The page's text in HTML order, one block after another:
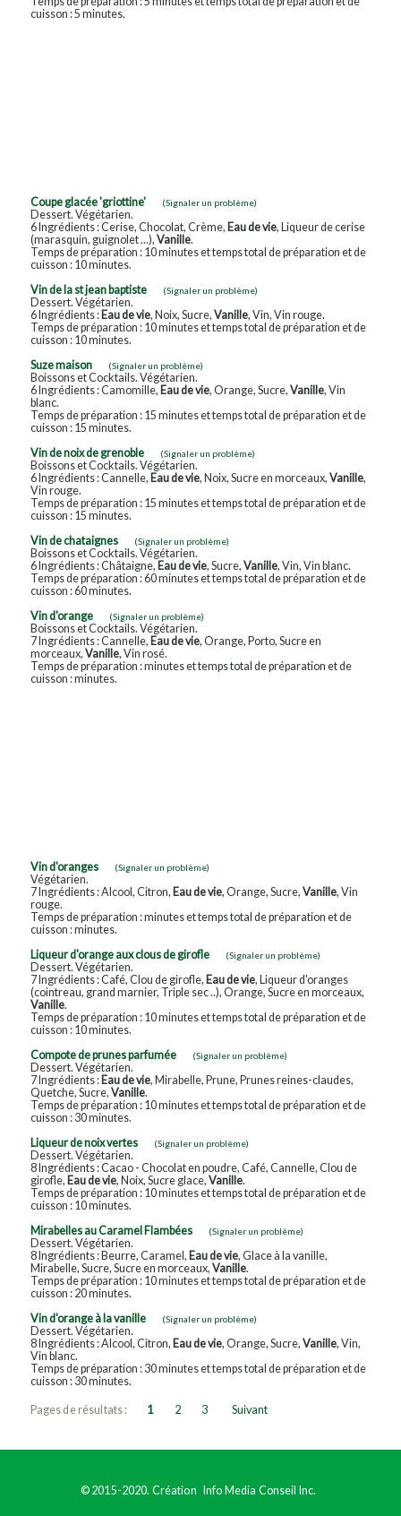
cuisson : 5 minutes.
Coupe glacée 'griottine' (Signaler un problème)
Dessert. Végétarien.
6 Ingrédients : Cerise, Chocolat, Crème, Eau de vie, Liqueur de cerise
(marasquin, guignolet ...), Vanille.
Temps de préparation : 10 minutes et temps total de préparation et de
cuisson : 10 minutes.
Vin de la st jean baptiste
(Signaler un problème)
Dessert. Végétarien.
6 Ingrédients : Eau de vie, Noix, Sucre, Vanille, Vin, Vin rouge.
Temps de préparation : 10 minutes et temps total de préparation et de
cuisson : 10 minutes.
Suze maison
(Signaler un problème)
Boissons et Cocktails. Végétarien.
6 Ingrédients : Camomille, Eau de vie, Orange, Sucre, Vanille, Vin
blanc.
Temps de préparation : 15 minutes et temps total de préparation et de
cuisson : 15 minutes.
Vin de noix de grenoble
(Signaler un problème)
Boissons et Cocktails. Végétarien.
6 Ingrédients : Cannelle, Eau de vie, Noix, Sucre en morceaux, Vanille,
Vin rouge.
Temps de préparation : 15 minutes et temps total de préparation et de
cuisson : 15 minutes.
Vin de chataignes
(Signaler un problème)
Boissons et Cocktails. Végétarien.
6 Ingrédients : Châtaigne, Eau de vie, Sucre, Vanille, Vin, Vin blanc.
Temps de préparation : 60 minutes et temps total de préparation et de
cuisson : 60 minutes.
Vin d'orange
(Signaler un problème)
Boissons et Cocktails. Végétarien.
7 Ingrédients : Cannelle, Eau de vie, Orange, Porto, Sucre en
morceaux, Vanille, Vin rosé.
Temps de préparation : minutes et temps total de préparation et de
cuisson : minutes.
Vin d'oranges (Signaler un problème)
Végétarien.
7 Ingrédients : Alcool, Citron, Eau de vie, Orange, Sucre, Vanille, Vin
rouge.
Temps de préparation : minutes et temps total de préparation et de
cuisson : minutes.
Liqueur d'orange aux clous de girofle
(Signaler un problème)
Dessert. Végétarien.
7 Ingrédients : Café, Clou de girofle, Eau de vie, Liqueur d'oranges
(cointreau, grand marnier, Triple sec ..), Orange, Sucre en morceaux,
Vanille.
Temps de préparation : 10 minutes et temps total de préparation et de
cuisson : 10 minutes.
Compote de prunes parfumée
(Signaler un problème)
Dessert. Végétarien.
7 Ingrédients : Eau de vie, Mirabelle, Prune, Prunes reines-claudes,
Quetche, Sucre, Vanille.
Temps de préparation : 10 minutes et temps total de préparation et de
cuisson : 30 minutes.
Liqueur de noix vertes
(Signaler un problème)
Dessert. Végétarien.
8 Ingrédients : Cacao - Chocolat en poudre, Café, Cannelle, Clou de
girofle, Eau de vie, Noix, Sucre glace, Vanille.
Temps de préparation : 10 minutes et temps total de préparation et de
cuisson : 10 minutes.
Mirabelles au Caramel Flambées
(Signaler un problème)
Dessert. Végétarien.
8 Ingrédients : Beurre, Caramel, Eau de vie, Glace à la vanille,
Mirabelle, Sucre, Sucre en morceaux, Vanille.
Temps de préparation : 10 minutes et temps total de préparation et de
cuisson : 20 minutes.
Vin d'orange à la vanille
(Signaler un problème)
Dessert. Végétarien.
8 Ingrédients : Alcool, Citron, Eau de vie, Orange, Sucre, Vanille, Vin,
Vin blanc.
Temps de préparation : 30 minutes et temps total de préparation et de
cuisson : 30 minutes.
Pages de résultats : 1 2 3 Suivant
© 2015-2020. Création Info Media Conseil Inc.